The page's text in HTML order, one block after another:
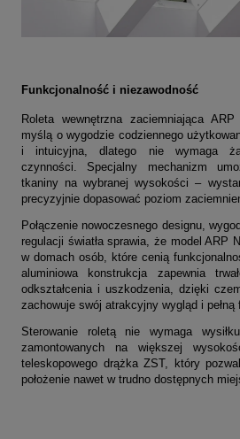
Funkcjonalność i niezawodność
Roleta wewnętrzna zaciemniająca
myślą o wygodzie codziennego
i intuicyjna, dlatego nie wymaga
czynności. Specjalny mechanizm
tkaniny na wybranej wysokości –
precyzyjnie dopasować poziom
Połączenie nowoczesnego designu,
regulacji światła sprawia, że model ARP
w domach osób, które cenią
aluminiowa konstrukcja zapewnia
odkształcenia i uszkodzenia, dzięki
zachowuje swój atrakcyjny wygląd i pełną
Sterowanie roletą nie wymaga
zamontowanych na większej
teleskopowego drążka ZST, który
położenie nawet w trudno dostępnych